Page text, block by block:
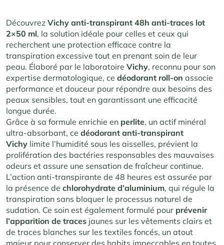
Découvrez Vichy anti-transpirant 48h anti-traces lot
2×50 ml, la solution idéale pour celles et ceux qui
recherchent une protection efficace contre la
transpiration excessive tout en prenant soin de leur
peau. Élaboré par le laboratoire Vichy, reconnu pour son
expertise dermatologique, ce déodorant roll-on associe
performance et douceur pour répondre aux besoins des
peaux sensibles, tout en garantissant une efficacité
longue durée.
Grâce à sa formule enrichie en perlite, un actif minéral
ultra-absorbant, ce déodorant anti-transpirant
Vichy limite l’humidité sous les aisselles, prévient la
prolifération des bactéries responsables des mauvaises
odeurs et assure une sensation de fraîcheur continue.
L’action anti-transpirante de 48 heures est assurée par
la présence de chlorohydrate d’aluminium, qui régule la
transpiration sans bloquer le processus naturel de
sudation. Ce soin est également formulé pour prévenir
l’apparition de traces jaunes sur les vêtements clairs et
de traces blanches sur les textiles foncés, un atout